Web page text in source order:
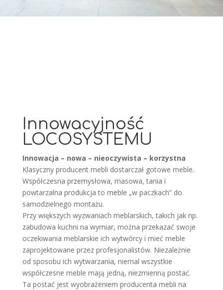
Innowacyjność
LOCOSYSTEMU
Innowacja – nowa – nieoczywista – korzystna
Klasyczny producent mebli dostarczał gotowe meble.
Współczesna przemysłowa, masowa, tania i
powtarzalna produkcja to meble „w paczkach” do
samodzielnego montażu.
Przy większych wyzwaniach meblarskich, takich jak np.
zabudowa kuchni na wymiar, można przekazać swoje
oczekiwania meblarskie ich wytwórcy i mieć meble
zaprojektowane przez profesjonalistów. Niezależnie
od sposobu ich wytwarzania, niemal wszystkie
współczesne meble mają jedną, niezmienną postać.
Ta postać jest wyobrażeniem producenta mebli na